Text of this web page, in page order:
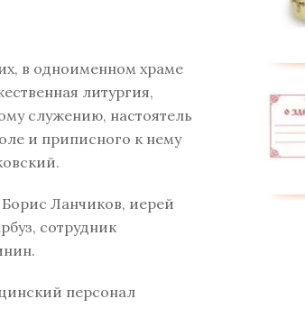
в одноименном храме
литургия,
служению, настоятель
и приписного к нему
Ланчиков, иерей
сотрудник
персонал